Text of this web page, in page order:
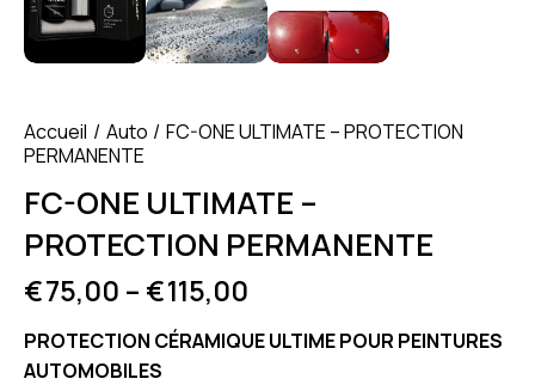
Accueil Auto
FC-ONE ULTIMATE – PROTECTION
PERMANENTE
FC-ONE ULTIMATE –
PROTECTION PERMANENTE
€75,00 – €115,00
PROTECTION CÉRAMIQUE ULTIME POUR PEINTURES
AUTOMOBILES